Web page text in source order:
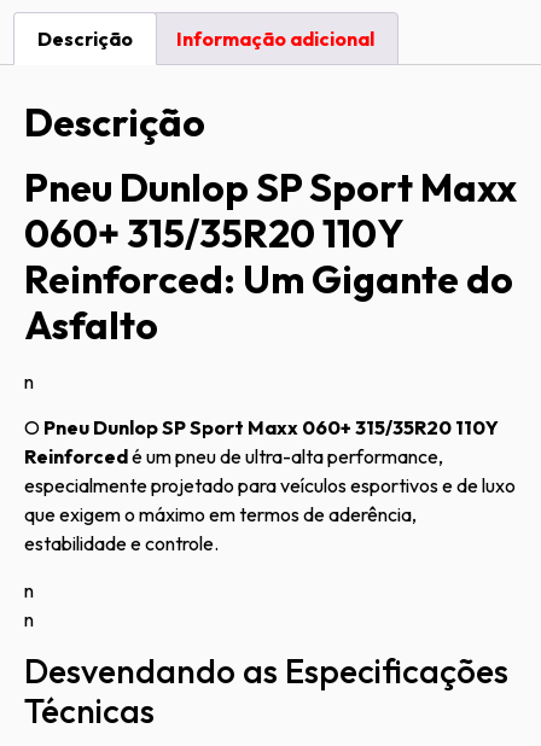
Descrição Informação adicional
Descrição
Pneu Dunlop SP Sport Maxx
060+ 315/35R20 110Y
Reinforced: Um Gigante do
Asfalto
n
O Pneu Dunlop SP Sport Maxx 060+ 315/35R20 110Y
Reinforcedé um pneu de ultra-alta performance,
especialmente projetado para veículos esportivos e de luxo
que exigem o máximo em termos de aderência,
estabilidade e controle.
n
n
Desvendando as Especificações
Técnicas